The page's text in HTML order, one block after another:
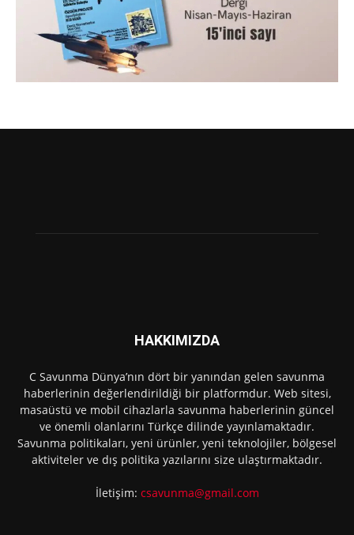
HAKKIMIZDA
C Savunma Dünya’nın dört bir yanından gelen savunma
haberlerinin değerlendirildiği bir platformdur. Web sitesi,
masaüstü ve mobil cihazlarla savunma haberlerinin güncel
ve önemli olanlarını Türkçe dilinde yayınlamaktadır.
Savunma politikaları, yeni ürünler, yeni teknolojiler, bölgesel
aktiviteler ve dış politika yazılarını size ulaştırmaktadır.
İletişim: csavunma@gmail.com